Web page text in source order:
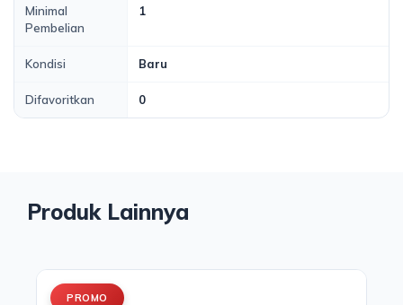
Minimal
Pembelian
1
Kondisi Baru
Difavoritkan 0
Produk Lainnya
PROMO